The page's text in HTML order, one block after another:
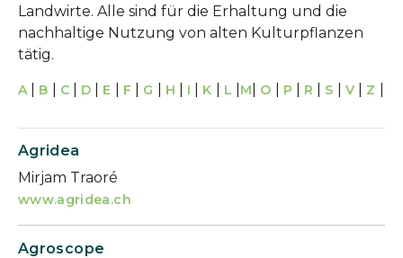
Landwirte. Alle sind für die Erhaltung und die
nachhaltige Nutzung von alten Kulturpflanzen
tätig.
A| B C D E F G H I K L M O P R S V Z
Agridea
Mirjam Traoré
www.agridea.ch
Agroscope